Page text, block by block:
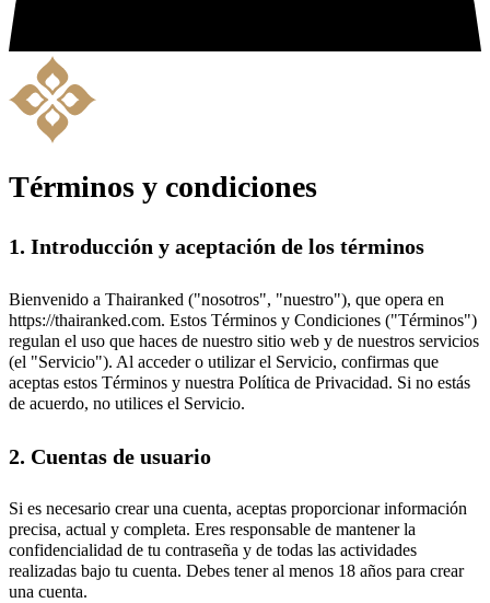
Términos y condiciones
1. Introducción y aceptación de los términos
Bienvenido a Thairanked ("nosotros", "nuestro"), que opera en
https://thairanked.com. Estos Términos y Condiciones ("Términos")
regulan el uso que haces de nuestro sitio web y de nuestros servicios
(el "Servicio"). Al acceder o utilizar el Servicio, confirmas que
aceptas estos Términos y nuestra Política de Privacidad. Si no estás
de acuerdo, no utilices el Servicio.
2. Cuentas de usuario
Si es necesario crear una cuenta, aceptas proporcionar información
precisa, actual y completa. Eres responsable de mantener la
confidencialidad de tu contraseña y de todas las actividades
realizadas bajo tu cuenta. Debes tener al menos 18 años para crear
una cuenta.